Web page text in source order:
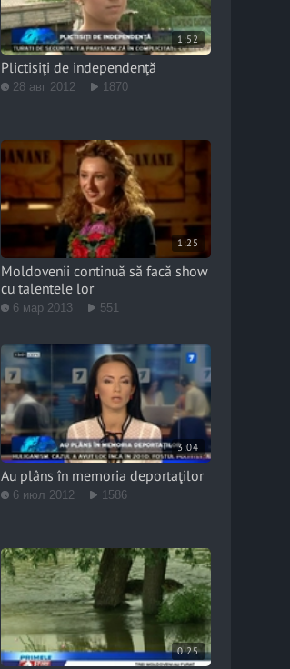
1:52
Plictisiţi de independenţă
28 авг 2012 1870
1:25
Moldovenii continuă să facă show
cu talentele lor
6 мар 2013 551
3:04
Au plâns în memoria deportaţilor
6 июл 2012 1586
0:25